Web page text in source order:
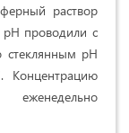
раствор
проводили с
рН
Концентрацию
еженедельно